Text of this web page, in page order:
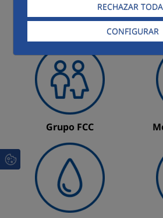
RECHAZAR
CONFIGURAR
Trabaja en FCC
Grupo FCC